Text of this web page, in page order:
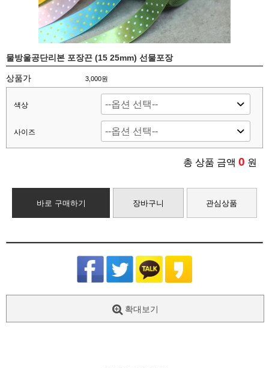
물방울공단리본 포장끈 (15 25mm) 선물포장
상품가 3,000원
색상
사이즈
총 상품 금액 0 원
바로 구매하기 장바구니 관심상품
확대보기